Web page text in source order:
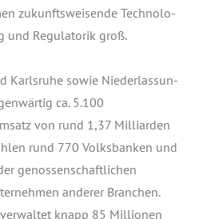
zukunfts­wei­sen­de Tech­no­lo­
und Regu­la­to­rik groß.
Karls­ru­he sowie Nie­der­las­sun­
ca. 5.100
von rund 1,37 Mil­li­ar­den
rund 770 Volks­ban­ken und
genos­sen­schaft­li­chen
ande­rer Bran­chen.
knapp 85 Mil­lio­nen